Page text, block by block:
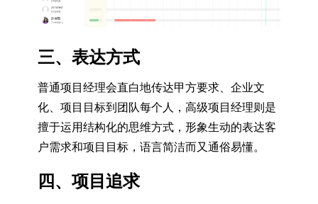
三、表达方式
普通项目经理会直白地传达甲方要求、企业文
化、项目目标到团队每个人，高级项目经理则是
擅于运用结构化的思维方式，形象生动的表达客
户需求和项目目标，语言简洁而又通俗易懂。
四、项目追求